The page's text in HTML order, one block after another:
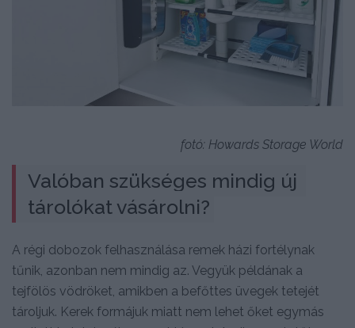
fotó: Howards Storage World
Valóban szükséges mindig új
tárolókat vásárolni?
A régi dobozok felhasználása remek házi fortélynak
tűnik, azonban nem mindig az. Vegyük példának a
tejfölös vödröket, amikben a befőttes üvegek tetejét
tároljuk. Kerek formájuk miatt nem lehet őket egymás